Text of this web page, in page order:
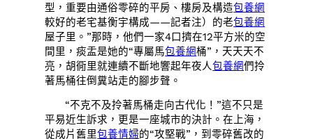
型，重要由通俗零碎的平房、樓房及構造包養網
較好的老宅基衡宇構成——記者注）的老包養網
屋子里。”那時，他們一家4口擠在12平方米的空
間里，痰盂是她的“專屬馬包養網桶”，天天天不
亮，胡衕里就連續不斷地響起年夜人包養網們拎
著馬桶往倒糞站走的腳步聲。
“不克不及拎著馬桶走向古代化！”這不只是
平易近生訴求，更是一座城市的決計。在上海，
從成片舊里包養情婦的“攻堅戰”，到零碎舊改的